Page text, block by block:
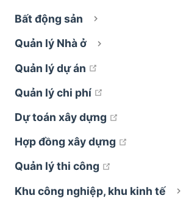
Bất động sản
Quản lý Nhà ở
Quản lý dự án
Quản lý chi phí
Dự toán xây dựng
Hợp đồng xây dựng
open in
Quản lý thi công
Khu công nghiệp, khu kinh tế